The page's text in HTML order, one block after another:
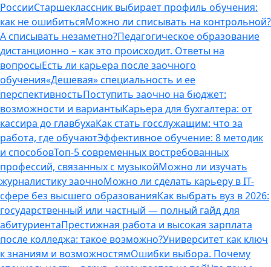
РоссииСтаршеклассник выбирает профиль обучения:
как не ошибитьсяМожно ли списывать на контрольной?
А списывать незаметно?Педагогическое образование
дистанционно – как это происходит. Ответы на
вопросыЕсть ли карьера после заочного
обучения«Дешевая» специальность и ее
перспективностьПоступить заочно на бюджет:
возможности и вариантыКарьера для бухгалтера: от
кассира до главбухаКак стать госслужащим: что за
работа, где обучаютЭффективное обучение: 8 методик
и способовТоп-5 современных востребованных
профессий, связанных с музыкойМожно ли изучать
журналистику заочноМожно ли сделать карьеру в IT-
сфере без высшего образованияКак выбрать вуз в 2026:
государственный или частный — полный гайд для
абитуриентаПрестижная работа и высокая зарплата
после колледжа: такое возможно?Университет как ключ
к знаниям и возможностямОшибки выбора. Почему